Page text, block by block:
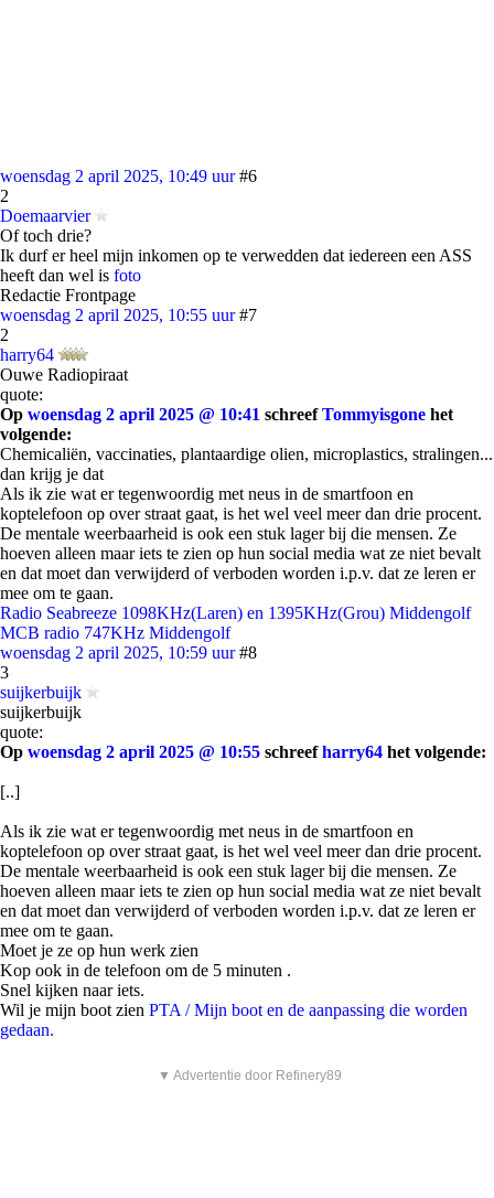
woensdag 2 april 2025, 10:49 uur #6
2
Doemaarvier
Of toch drie?
Ik durf er heel mijn inkomen op te verwedden dat iedereen een ASS
heeft dan wel is foto
Redactie Frontpage
woensdag 2 april 2025, 10:55 uur #7
2
harry64
Ouwe Radiopiraat
quote:
Op woensdag 2 april 2025 @ 10:41 schreefTommyisgone het
volgende:
Chemicaliën, vaccinaties, plantaardige olien, microplastics, stralingen...
dan krijg je dat
Als ik zie wat er tegenwoordig met neus in de smartfoon en
koptelefoon op over straat gaat, is het wel veel meer dan drie procent.
De mentale weerbaarheid is ook een stuk lager bij die mensen. Ze
hoeven alleen maar iets te zien op hun social media wat ze niet bevalt
en dat moet dan verwijderd of verboden worden i.p.v. dat ze leren er
mee om te gaan.
Radio Seabreeze 1098KHz(Laren) en 1395KHz(Grou) Middengolf
MCB radio 747KHz Middengolf
woensdag 2 april 2025, 10:59 uur #8
3
suijkerbuijk
suijkerbuijk
quote:
Op woensdag 2 april 2025 @ 10:55 schreefharry64 het volgende:
[..]
Als ik zie wat er tegenwoordig met neus in de smartfoon en
koptelefoon op over straat gaat, is het wel veel meer dan drie procent.
De mentale weerbaarheid is ook een stuk lager bij die mensen. Ze
hoeven alleen maar iets te zien op hun social media wat ze niet bevalt
en dat moet dan verwijderd of verboden worden i.p.v. dat ze leren er
mee om te gaan.
Moet je ze op hun werk zien
Kop ook in de telefoon om de 5 minuten .
Snel kijken naar iets.
Wil je mijn boot zien PTA / Mijn boot en de aanpassing die worden
gedaan.
▼ Advertentie door Refinery89